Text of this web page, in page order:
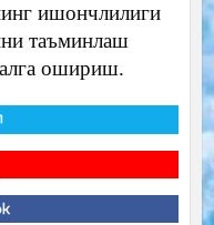
ишончлилиги
таъминлаш
ошириш.